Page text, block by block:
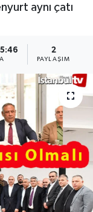
aynı çatı
2
PAYLAŞIM